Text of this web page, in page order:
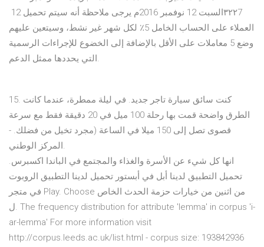
٣٢٢7‬السبت ‪ 12‬نوفمبر ‪2016‬م ‪ 12 يرجى ملاحظة أنه سيتم تحميل
العملاء على الحساب الخامل 5٪ لكل شهر غير نشط، وسيتعين عليهم
وضع 5 معاملات على الأقل بالإضافة إلى الخضوع للإجراءات الرسمية
التي يحددها ممثل الدعم.
15. كنت سائق سيارة تاجر جديد. في ليلة ممطرة، عندما كانت
الطرق واضحة قمت بها رحلة 100 ميل في 20 دقيقة فقط مع سرعة
قصوى تصل إلى 150 ميلا في الساعة (مجرد تخيل من فضلك. -
المركز الوطني.
انها كل شيء عن الأسرة والغذاء والمجتمع في الباندا اكسبرس.
تحميل التطبيق لدينا أبل في أبستور تحميل لدينا التطبيق الروبوت
في متجر Play. Choose من اثنين من خيارات حزمة الحدث الخاص
ل. The frequency distribution for attribute 'lemma' in corpus 'i-
ar-lemma' For more information visit
http://corpus.leeds.ac.uk/list.html - corpus size: 193842936